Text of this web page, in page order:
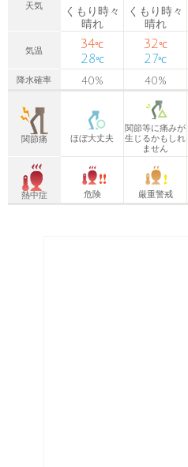
天気
くもり時々
晴れ
くもり時々
晴れ
気温 34℃
28℃
32℃
27℃
降水確率 40% 40%
関節痛 ほぼ大丈夫
関節等に痛みが
生じるかもしれ
ません
熱中症 危険 厳重警戒